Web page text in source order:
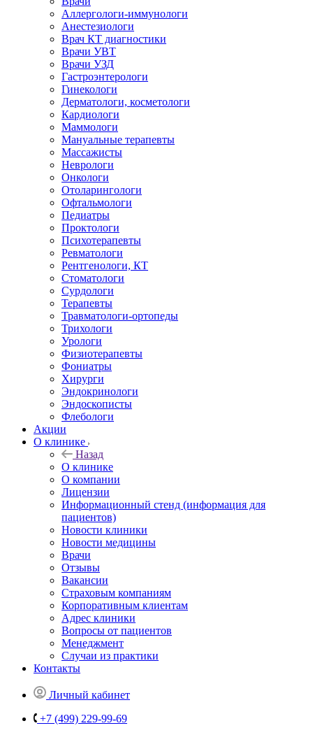
Аллергологи-иммунологи
Анестезиологи
Врач КТ диагностики
Врачи УВТ
Врачи УЗД
Гастроэнтерологи
Гинекологи
Дерматологи, косметологи
Кардиологи
Маммологи
Мануальные терапевты
Массажисты
Неврологи
Онкологи
Отоларингологи
Офтальмологи
Педиатры
Проктологи
Психотерапевты
Ревматологи
Рентгенологи, КТ
Стоматологи
Сурдологи
Терапевты
Травматологи-ортопеды
Трихологи
Урологи
Физиотерапевты
Фониатры
Хирурги
Эндокринологи
Эндоскописты
Флебологи
Акции
О клинике
Назад
О клинике
О компании
Лицензии
Информационный стенд (информация для
пациентов)
Новости клиники
Новости медицины
Врачи
Отзывы
Вакансии
Страховым компаниям
Корпоративным клиентам
Адрес клиники
Вопросы от пациентов
Менеджмент
Случаи из практики
Контакты
Личный кабинет
+7 (499) 229-99-69